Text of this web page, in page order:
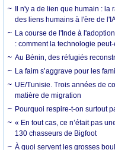
Il n'y a de lien que humain : la
des liens humains à l'ère de
La course de l'Inde à
: comment la technologie
Au Bénin, des réfugiés
La faim s’aggrave pour les
UE/Tunisie. Trois années de
matière de migration
Pourquoi respire-t-on surtout
« En tout cas, ce n’était pas
130 chasseurs de Bigfoot
À quoi servent les grosses